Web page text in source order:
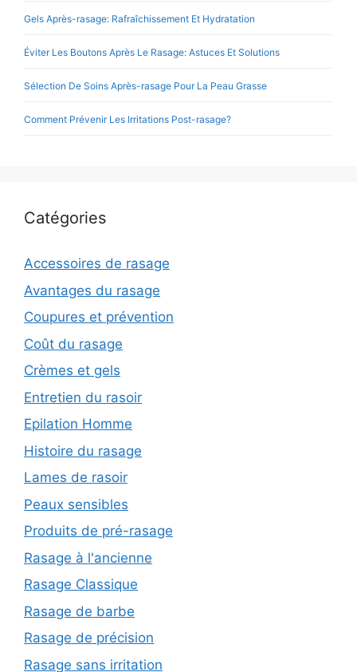
Gels Après-rasage: Rafraîchissement Et Hydratation
Éviter Les Boutons Après Le Rasage: Astuces Et Solutions
Sélection De Soins Après-rasage Pour La Peau Grasse
Comment Prévenir Les Irritations Post-rasage?
Catégories
Accessoires de rasage
Avantages du rasage
Coupures et prévention
Coût du rasage
Crèmes et gels
Entretien du rasoir
Epilation Homme
Histoire du rasage
Lames de rasoir
Peaux sensibles
Produits de pré-rasage
Rasage à l'ancienne
Rasage Classique
Rasage de barbe
Rasage de précision
Rasage sans irritation